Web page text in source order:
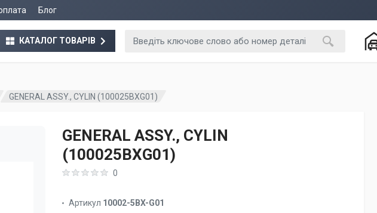
Блог
КАТАЛОГ ТОВАРІВ
GENERAL ASSY., CYLIN (100025BXG01)
GENERAL ASSY., CYLIN
(100025BXG01)
0
Артикул 10002-5BX-G01